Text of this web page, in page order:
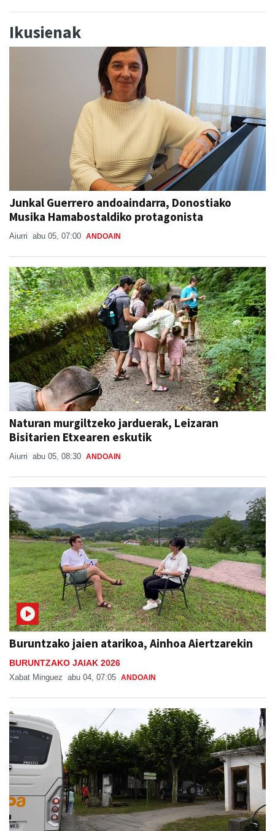
Ikusienak
Junkal Guerrero andoaindarra, Donostiako
Musika Hamabostaldiko protagonista
Aiurri abu 05, 07:00 ANDOAIN
Naturan murgiltzeko jarduerak, Leizaran
Bisitarien Etxearen eskutik
Aiurri abu 05, 08:30 ANDOAIN
Buruntzako jaien atarikoa, Ainhoa Aiertzarekin
BURUNTZAKO JAIAK 2026
Xabat Minguez abu 04, 07:05 ANDOAIN